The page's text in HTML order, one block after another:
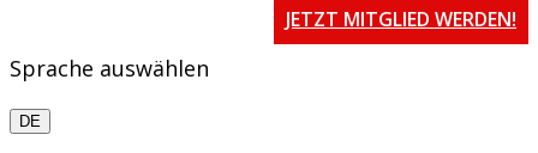
JETZT MITGLIED WERDEN!
Sprache auswählen
DE